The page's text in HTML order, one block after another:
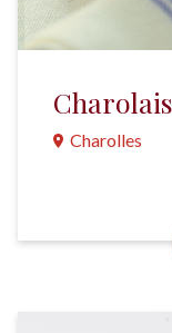
Charolles
beroemde